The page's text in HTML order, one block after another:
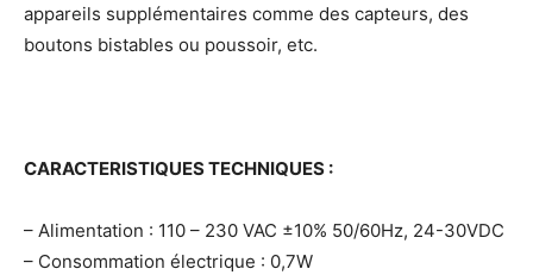
appareils supplémentaires comme des capteurs, des
boutons bistables ou poussoir, etc.
CARACTERISTIQUES TECHNIQUES :
– Alimentation : 110 – 230 VAC ±10% 50/60Hz, 24-30VDC
– Consommation électrique : 0,7W